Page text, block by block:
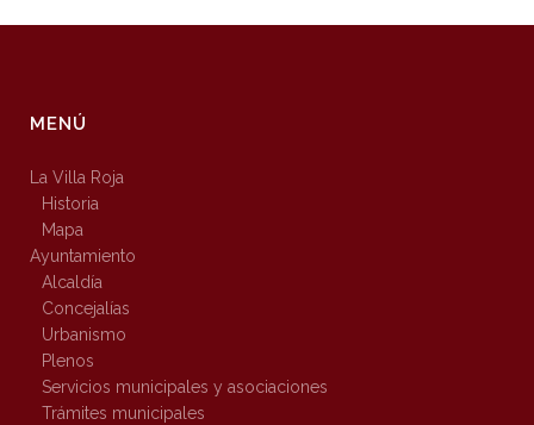
MENÚ
La Villa Roja
Historia
Mapa
Ayuntamiento
Alcaldía
Concejalías
Urbanismo
Plenos
Servicios municipales y asociaciones
Trámites municipales